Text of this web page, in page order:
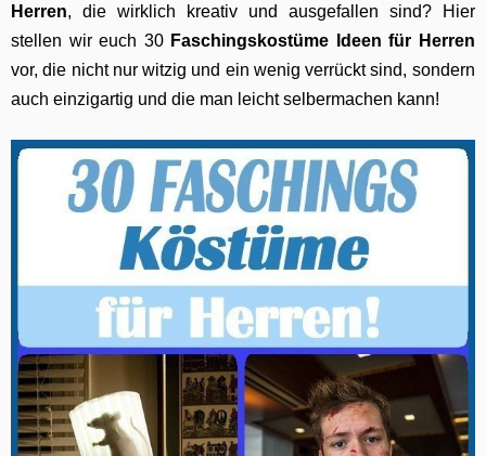
Herren, die wirklich kreativ und ausgefallen sind? Hier
stellen wir euch 30 Faschingskostüme Ideen für Herren
vor, die nicht nur witzig und ein wenig verrückt sind, sondern
auch einzigartig und die man leicht selbermachen kann!